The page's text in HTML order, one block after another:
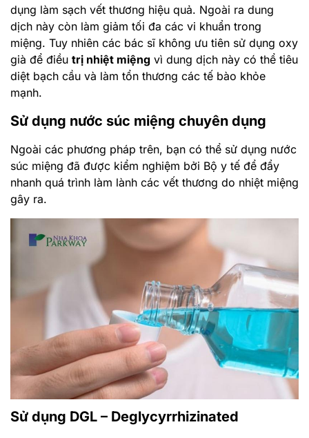
Sử dụng DGL – Deglycyrrhizinated
Theo các nghiên cứu khoa học, dung dịch
Deglycyrrhizinated có khả năng giảm đau rất tốt. Bạn
chỉ cần trộn ½ thìa DGL với nước lọc để súc miệng
hàng ngày.
Không sử dụng các chất chứa Sodium
Lauryl Sulfate
Một số loại kem đánh răng hoặc nước súc miệng có
chứa Sodium Lauryl Sulfate. Bạn cần lưu ý không sử
dụng các loại sản phẩm này bởi Sodium Lauryl Sulfate
bởi đây được coi là một trong các nguyên nhân khiến
nhiệt miệng dễ bị tái phát.